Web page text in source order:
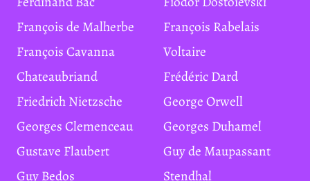
François de Malherbe
François Rabelais
François Cavanna
Voltaire
Chateaubriand
Frédéric Dard
Friedrich Nietzsche
George Orwell
Georges Clemenceau
Georges Duhamel
Gustave Flaubert
Guy de Maupassant
Guy Bedos
Stendhal